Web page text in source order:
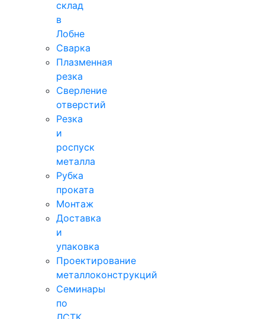
склад
в
Лобне
Сварка
Плазменная
резка
Сверление
отверстий
Резка
и
роспуск
металла
Рубка
проката
Монтаж
Доставка
и
упаковка
Проектирование
металлоконструкций
Семинары
по